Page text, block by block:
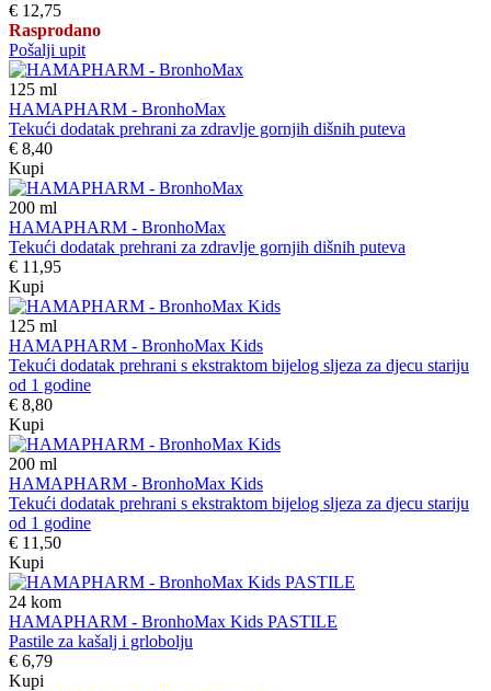
€ 12,75
Rasprodano
Pošalji upit
125 ml
HAMAPHARM - BronhoMax
Tekući dodatak prehrani za zdravlje gornjih dišnih puteva
€ 8,40
Kupi
200 ml
HAMAPHARM - BronhoMax
Tekući dodatak prehrani za zdravlje gornjih dišnih puteva
€ 11,95
Kupi
125 ml
HAMAPHARM - BronhoMax Kids
Tekući dodatak prehrani s ekstraktom bijelog sljeza za djecu stariju
od 1 godine
€ 8,80
Kupi
200 ml
HAMAPHARM - BronhoMax Kids
Tekući dodatak prehrani s ekstraktom bijelog sljeza za djecu stariju
od 1 godine
€ 11,50
Kupi
24 kom
HAMAPHARM - BronhoMax Kids PASTILE
Pastile za kašalj i grlobolju
€ 6,79
Kupi